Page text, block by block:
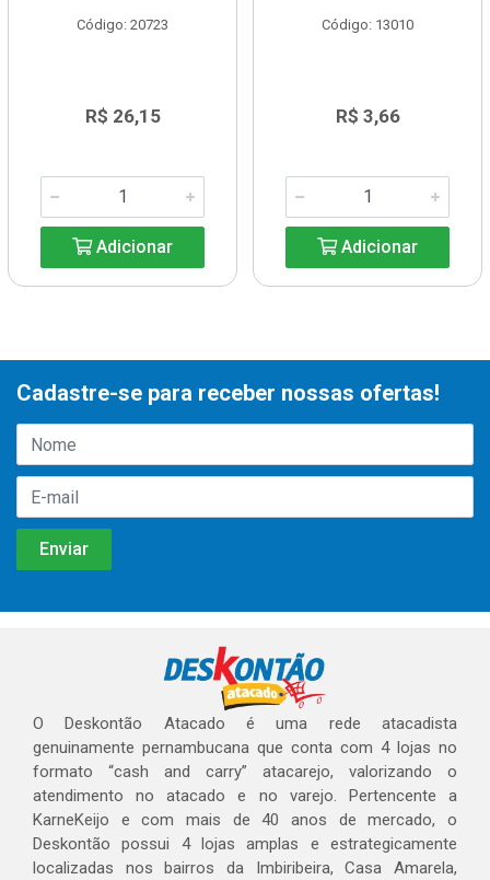
Código: 20723
R$ 26,15
Adicionar
Código: 13010
R$ 3,66
Adicionar
Cadastre-se para receber nossas ofertas!
O Deskontão Atacado é uma rede atacadista
genuinamente pernambucana que conta com 4 lojas no
formato “cash and carry” atacarejo, valorizando o
atendimento no atacado e no varejo. Pertencente a
KarneKeijo e com mais de 40 anos de mercado, o
Deskontão possui 4 lojas amplas e estrategicamente
localizadas nos bairros da Imbiribeira, Casa Amarela,